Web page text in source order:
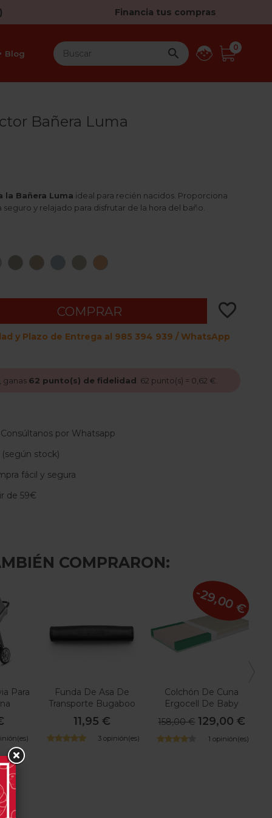
Financia tus compras
Blog  0
Bañera Luma
la Bañera Luma ideal para recién nacidos. Proporciona
y relajado para disfrutar de la hora del baño.
Sage
Green
BeigeDessertIron
Blue
Olive
Green
Spiced
COMPRAR favorite_border
y Plazo de Entrega al 985 394 939 / WhatsApp
ganas 62 punto(s) de fidelidad 62 punto(s) = 0,62 €
por Whatsapp
(según stock)
fácil y segura
de 59€
COMPRARON:
Para
Funda De Asa De
Transporte Bugaboo
11,95 €
3 opinión(es)
Colchón De Cuna
Ergocell De Baby
World
158,00 € 129,00 €
1 opinión(es)
-29,00 €